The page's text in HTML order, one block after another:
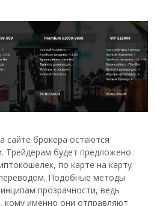
брокера остаются
Трейдерам будет предложено
по карте на карту
Подобные методы
прозрачности, ведь
кому именно они отправляют